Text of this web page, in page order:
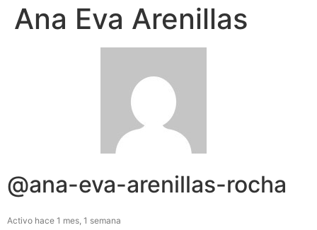
Ana Eva Arenillas
@ana-eva-arenillas-rocha
Activo hace 1 mes, 1 semana